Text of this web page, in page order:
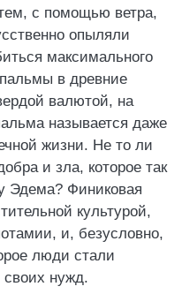
с помощью ветра,
опыляли
максимального
в древние
валютой, на
называется даже
жизни. Не то ли
и зла, которое так
Эдема? Финиковая
культурой,
и, безусловно,
люди стали
нужд.